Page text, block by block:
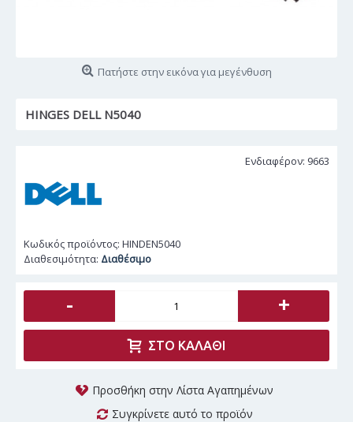
Πατήστε στην εικόνα για μεγένθυση
HINGES DELL N5040
Ενδιαφέρον: 9663
Κωδικός προϊόντος: HINDEN5040
Διαθεσιμότητα: Διαθέσιμο
- +
ΣΤΟ ΚΑΛΆΘΙ
Προσθήκη στην Λίστα Αγαπημένων
Συγκρίνετε αυτό το προϊόν